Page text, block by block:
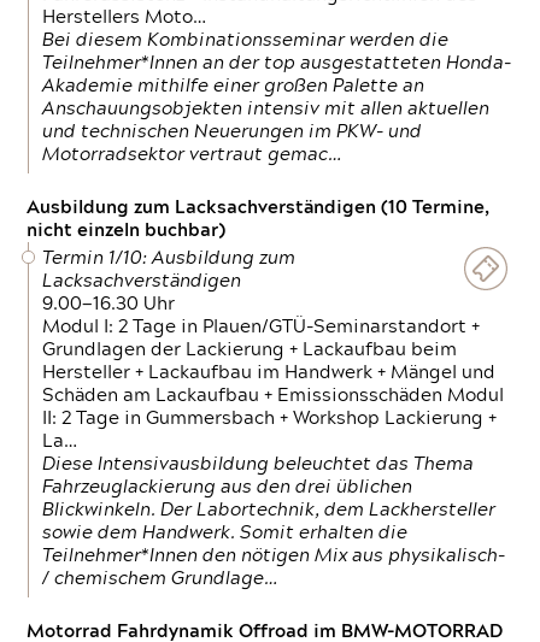
Herstellers Moto…
Bei diesem Kombinationsseminar werden die
Teilnehmer*Innen an der top ausgestatteten Honda-
Akademie mithilfe einer großen Palette an
Anschauungsobjekten intensiv mit allen aktuellen
und technischen Neuerungen im PKW- und
Motorradsektor vertraut gemac…
Ausbildung zum Lacksachverständigen (10 Termine,
nicht einzeln buchbar)
Termin 1/10: Ausbildung zum
Lacksachverständigen
9.00—16.30 Uhr
Modul I: 2 Tage in Plauen/GTÜ-Seminarstandort +
Grundlagen der Lackierung + Lackaufbau beim
Hersteller + Lackaufbau im Handwerk + Mängel und
Schäden am Lackaufbau + Emissionsschäden Modul
II: 2 Tage in Gummersbach + Workshop Lackierung +
La…
Diese Intensivausbildung beleuchtet das Thema
Fahrzeuglackierung aus den drei üblichen
Blickwinkeln. Der Labortechnik, dem Lackhersteller
sowie dem Handwerk. Somit erhalten die
Teilnehmer*Innen den nötigen Mix aus physikalisch-
/ chemischem Grundlage…
Motorrad Fahrdynamik Offroad im BMW-MOTORRAD